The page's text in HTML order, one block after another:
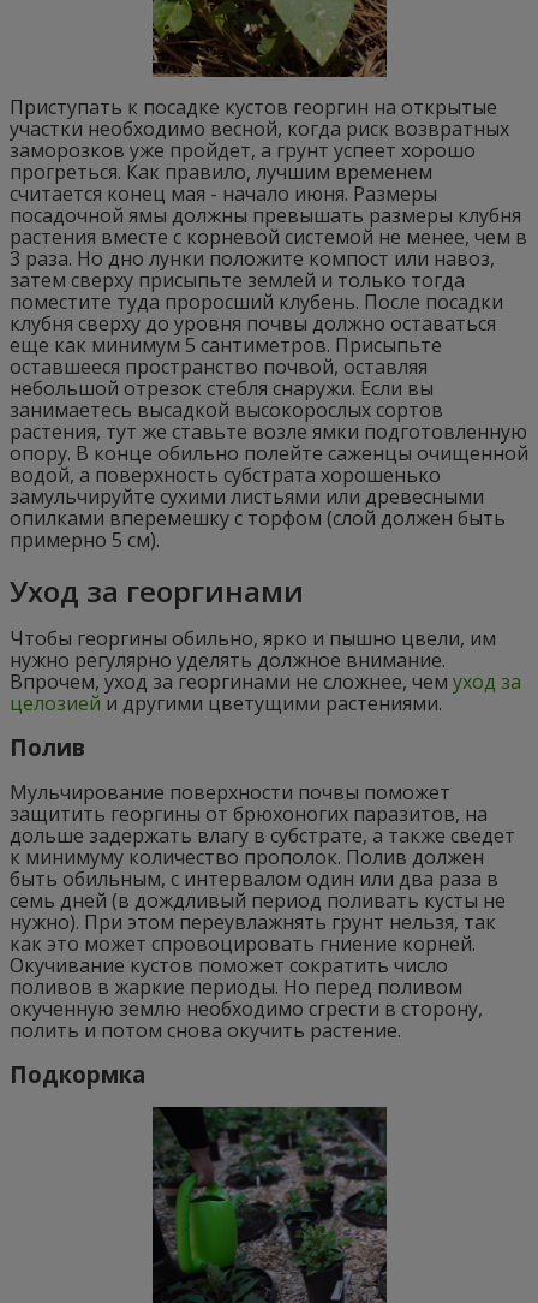
Приступать к посадке кустов георгин на открытые
участки необходимо весной, когда риск возвратных
заморозков уже пройдет, а грунт успеет хорошо
прогреться. Как правило, лучшим временем
считается конец мая - начало июня. Размеры
посадочной ямы должны превышать размеры клубня
растения вместе с корневой системой не менее, чем в
3 раза. Но дно лунки положите компост или навоз,
затем сверху присыпьте землей и только тогда
поместите туда проросший клубень. После посадки
клубня сверху до уровня почвы должно оставаться
еще как минимум 5 сантиметров. Присыпьте
оставшееся пространство почвой, оставляя
небольшой отрезок стебля снаружи. Если вы
занимаетесь высадкой высокорослых сортов
растения, тут же ставьте возле ямки подготовленную
опору. В конце обильно полейте саженцы очищенной
водой, а поверхность субстрата хорошенько
замульчируйте сухими листьями или древесными
опилками вперемешку с торфом (слой должен быть
примерно 5 см).
Уход за георгинами
Чтобы георгины обильно, ярко и пышно цвели, им
нужно регулярно уделять должное внимание.
Впрочем, уход за георгинами не сложнее, чем уход за
целозией и другими цветущими растениями.
Полив
Мульчирование поверхности почвы поможет
защитить георгины от брюхоногих паразитов, на
дольше задержать влагу в субстрате, а также сведет
к минимуму количество прополок. Полив должен
быть обильным, с интервалом один или два раза в
семь дней (в дождливый период поливать кусты не
нужно). При этом переувлажнять грунт нельзя, так
как это может спровоцировать гниение корней.
Окучивание кустов поможет сократить число
поливов в жаркие периоды. Но перед поливом
окученную землю необходимо сгрести в сторону,
полить и потом снова окучить растение.
Подкормка